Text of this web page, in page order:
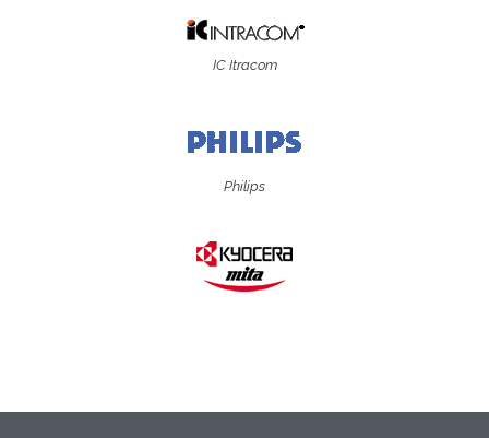
IC Itracom
Philips